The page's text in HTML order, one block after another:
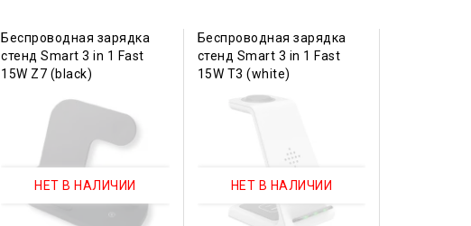
Беспроводная зарядка
стенд Smart 3 in 1 Fast
15W Z7 (black)
НЕТ В НАЛИЧИИ
Беспроводная зарядка
стенд Smart 3 in 1 Fast
15W T3 (white)
НЕТ В НАЛИЧИИ